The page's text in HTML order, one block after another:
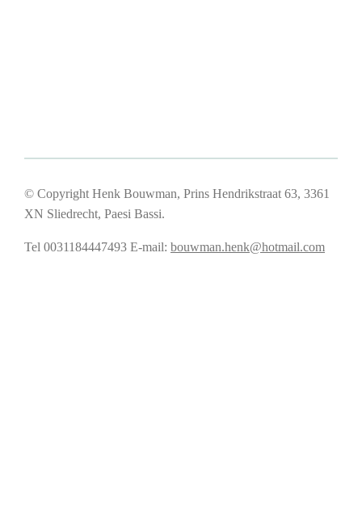
© Copyright Henk Bouwman, Prins Hendrikstraat 63, 3361
XN Sliedrecht, Paesi Bassi.
Tel 0031184447493 E-mail: bouwman.henk@hotmail.com